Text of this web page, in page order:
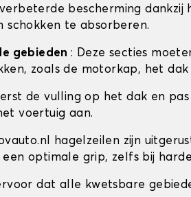
bescherming dankzij
schokken te absorberen.
gebieden: Deze secties
zoals de motorkap, het
de vulling op het dak en
voertuig aan.
hagelzeilen zijn
optimale grip, zelfs bij
dat alle kwetsbare